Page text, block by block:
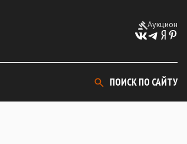
Аукцион
ПОИСК ПО САЙТУ